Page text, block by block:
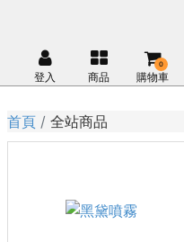
登入 商品 購物車
0
首頁 全站商品